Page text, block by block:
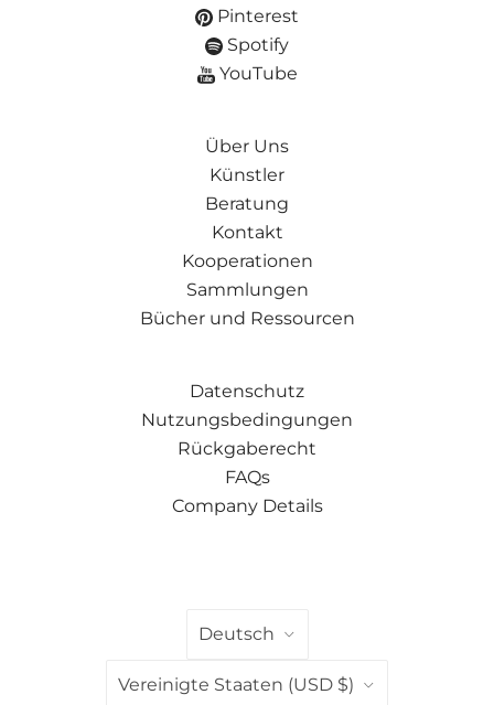
Pinterest
Spotify
YouTube
Über Uns
Künstler
Beratung
Kontakt
Kooperationen
Sammlungen
Bücher und Ressourcen
Datenschutz
Nutzungsbedingungen
Rückgaberecht
FAQs
Company Details
SPRACHE
Deutsch
LAND
Vereinigte Staaten (USD $)